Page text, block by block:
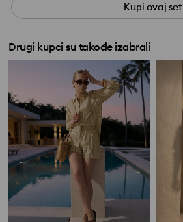
Kupi ovaj set
Drugi kupci su takođe izabrali